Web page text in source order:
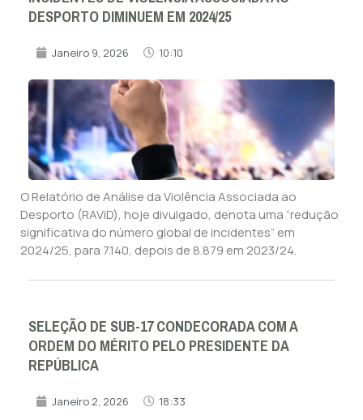
DESPORTO DIMINUEM EM 2024/25
Janeiro 9, 2026 10:10
O Relatório de Análise da Violência Associada ao
Desporto (RAViD), hoje divulgado, denota uma “redução
significativa do número global de incidentes” em
2024/25, para 7.140, depois de 8.879 em 2023/24.
SELEÇÃO DE SUB-17 CONDECORADA COM A
ORDEM DO MÉRITO PELO PRESIDENTE DA
REPÚBLICA
Janeiro 2, 2026 18:33